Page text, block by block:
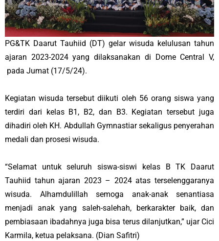
PG&TK Daarut Tauhiid (DT) gelar wisuda kelulusan tahun
ajaran 2023-2024 yang dilaksanakan di Dome Central V,
pada Jumat (17/5/24).
Kegiatan wisuda tersebut diikuti oleh 56 orang siswa yang
terdiri dari kelas B1, B2, dan B3. Kegiatan tersebut juga
dihadiri oleh KH. Abdullah Gymnastiar sekaligus penyerahan
medali dan prosesi wisuda.
“Selamat untuk seluruh siswa-siswi kelas B TK Daarut
Tauhiid tahun ajaran 2023 – 2024 atas terselenggaranya
wisuda. Alhamdulillah semoga anak-anak senantiasa
menjadi anak yang saleh-salehah, berkarakter baik, dan
pembiasaan ibadahnya juga bisa terus dilanjutkan,” ujar Cici
Karmila, ketua pelaksana. (Dian Safitri)